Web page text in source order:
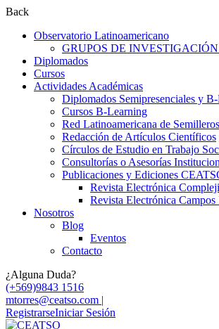
Back
Observatorio Latinoamericano
GRUPOS DE
Diplomados
Cursos
Actividades Académicas
Diplomados Semipresenciales y
Cursos B-Learning
Red Latinoamericana de
Redacción de Artículos Científicos
Círculos de Estudio en Trabajo
Consultorías o Asesorías
Publicaciones y Ediciones
Revista Electrónica
Revista Electrónica
Nosotros
Blog
Eventos
Contacto
¿Alguna Duda?
(+569)9843 1516
mtorres@ceatso.com |
RegistrarseIniciar Sesión